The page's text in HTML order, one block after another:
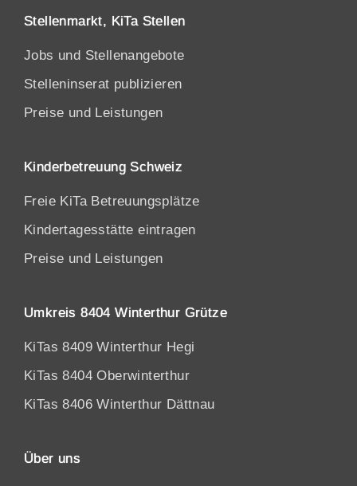
Stellenmarkt, KiTa Stellen
Jobs und Stellenangebote
Stelleninserat publizieren
Preise und Leistungen
Kinderbetreuung Schweiz
Freie KiTa Betreuungsplätze
Kindertagesstätte eintragen
Preise und Leistungen
Umkreis 8404 Winterthur Grütze
KiTas 8409 Winterthur Hegi
KiTas 8404 Oberwinterthur
KiTas 8406 Winterthur Dättnau
Über uns